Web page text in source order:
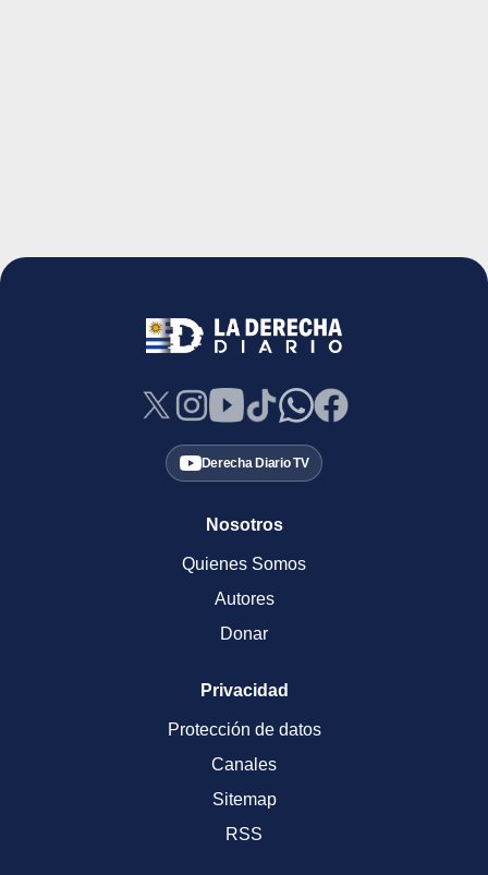
Derecha Diario TV
Nosotros
Quienes Somos
Autores
Donar
Privacidad
Protección de datos
Canales
Sitemap
RSS